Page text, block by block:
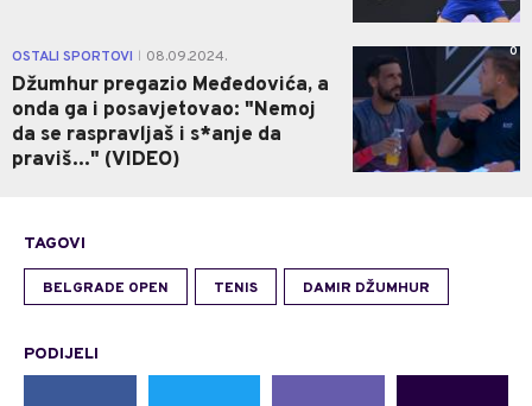
OSTALI SPORTOVI 08.09.2024.
Džumhur pregazio Međedovića, a
onda ga i posavjetovao: "Nemoj
da se raspravljaš i s*anje da
praviš..." (VIDEO)
0
TAGOVI
BELGRADE OPEN TENIS DAMIR DŽUMHUR
PODIJELI